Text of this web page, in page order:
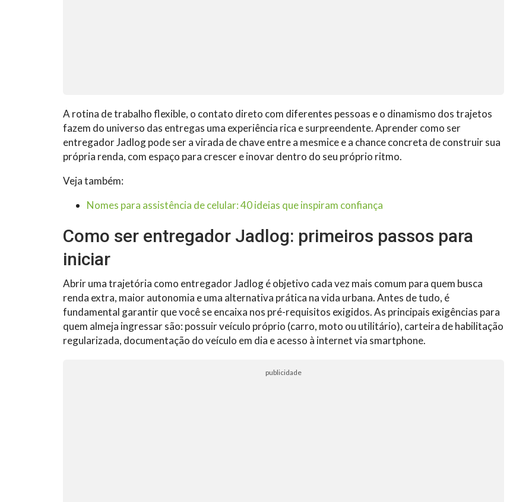
A rotina de trabalho flexible, o contato direto com diferentes pessoas e o dinamismo dos trajetos
fazem do universo das entregas uma experiência rica e surpreendente. Aprender como ser
entregador Jadlog pode ser a virada de chave entre a mesmice e a chance concreta de construir sua
própria renda, com espaço para crescer e inovar dentro do seu próprio ritmo.
Veja também:
Nomes para assistência de celular: 40 ideias que inspiram confiança
Como ser entregador Jadlog: primeiros passos para
iniciar
Abrir uma trajetória como entregador Jadlog é objetivo cada vez mais comum para quem busca
renda extra, maior autonomia e uma alternativa prática na vida urbana. Antes de tudo, é
fundamental garantir que você se encaixa nos pré-requisitos exigidos. As principais exigências para
quem almeja ingressar são: possuir veículo próprio (carro, moto ou utilitário), carteira de habilitação
regularizada, documentação do veículo em dia e acesso à internet via smartphone.
publicidade